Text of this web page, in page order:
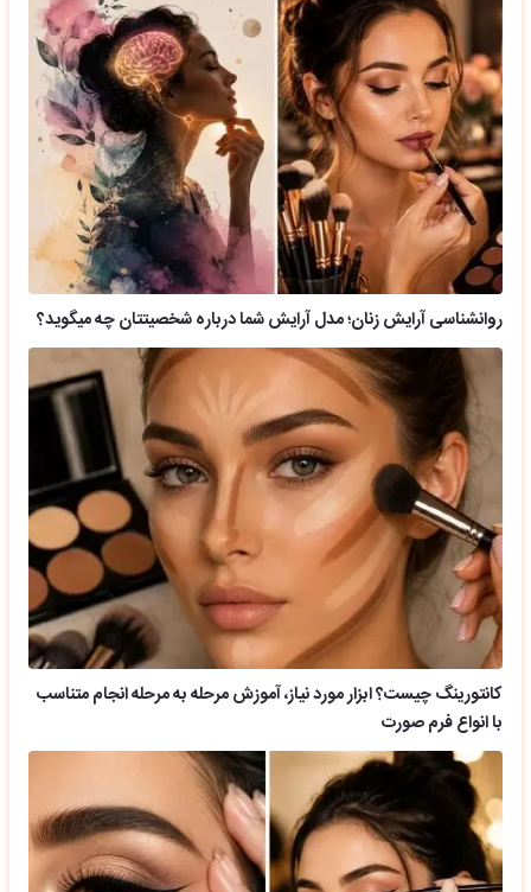
روانشناسی آرایش زنان؛ مدل آرایش شما درباره شخصیتتان چه میگوید؟
کانتورینگ چیست؟ ابزار مورد نیاز، آموزش مرحله به مرحله انجام متناسب
با انواع فرم صورت